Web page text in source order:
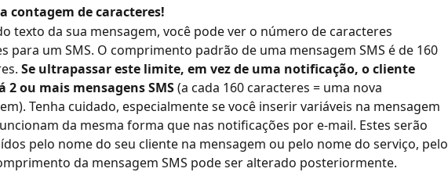
contagem de caracteres!
texto da sua mensagem, você pode ver o número de caracteres
para um SMS. O comprimento padrão de uma mensagem SMS é de 160
Se ultrapassar este limite, em vez de uma notificação, o cliente
2 ou mais mensagens SMS (a cada 160 caracteres = uma nova
Tenha cuidado, especialmente se você inserir variáveis na mensagem
da mesma forma que nas notificações por e-mail. Estes serão
pelo nome do seu cliente na mensagem ou pelo nome do serviço, pelo
da mensagem SMS pode ser alterado posteriormente.